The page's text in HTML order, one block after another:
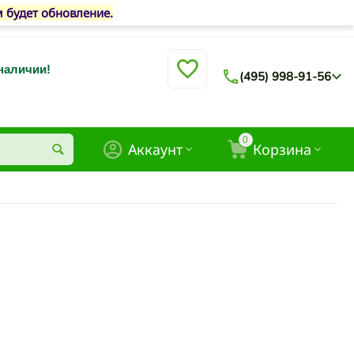
обновление.
(495) 998-91-56
0 Корзина
Аккаунт